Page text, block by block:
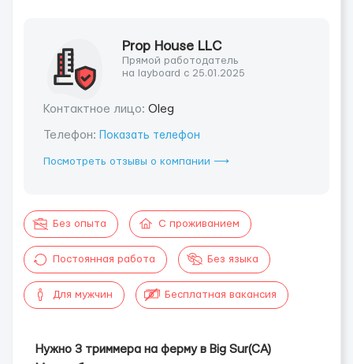
Prop House LLC
Прямой работодатель
на layboard с 25.01.2025
Контактное лицо: Oleg
Телефон: Показать телефон
Посмотреть отзывы о компании ⟶
Без опыта С проживанием
Постоянная работа Без языка
Для мужчин Бесплатная вакансия
Нужно 3 триммера на ферму в Big Sur(CA)